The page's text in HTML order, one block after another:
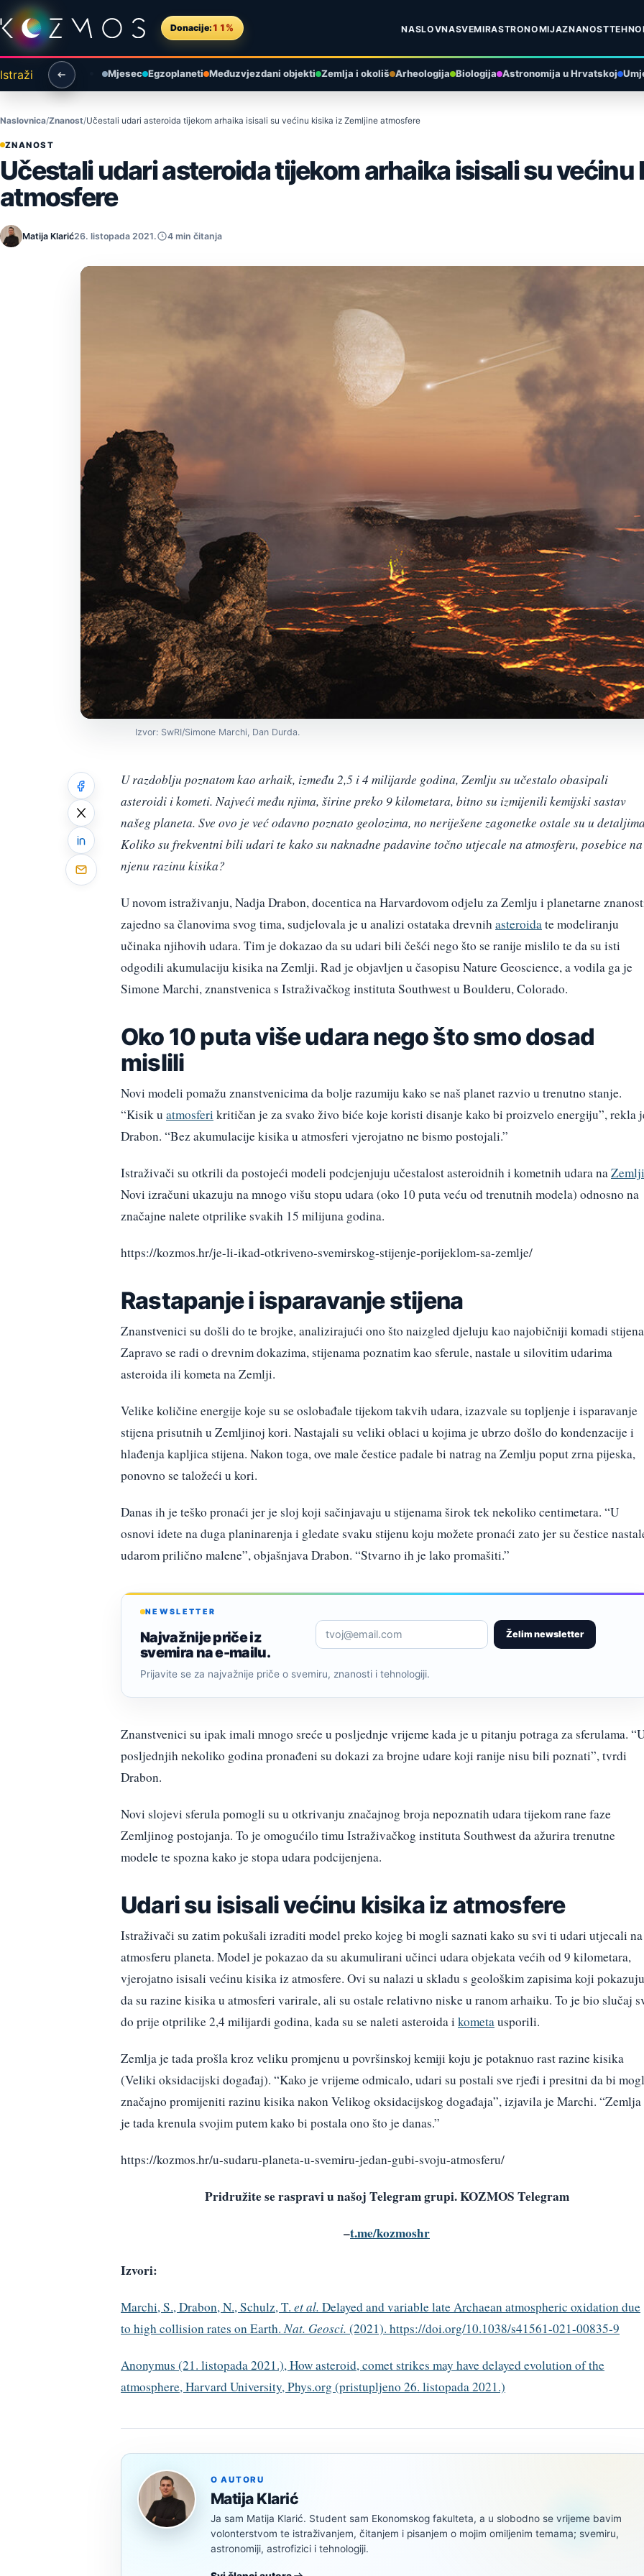
Preskoči na sadržaj
Donacije: 11% NASLOVNASVEMIRASTRONOMIJAZNANOST
Istraži Mjesec Egzoplaneti Međuzvjezdani objekti Zemlja i okoliš Arheologija Biologija Astronomija u Hrvatskoj
Naslovnica Znanost Učestali udari asteroida tijekom arhaika isisali su većinu kisika iz Zemljine atmosfere
ZNANOST
Učestali udari asteroida tijekom arhaika isisali su većinu
atmosfere
Matija Klarić26. listopada 2021. 4 min čitanja
Izvor: SwRI/Simone Marchi, Dan Durda.
U razdoblju poznatom kao arhaik, između 2,5 i 4 milijarde godina, Zemlju su učestalo obasipali
asteroidi i kometi. Najveći među njima, širine preko 9 kilometara, bitno su izmijenili kemijski sastav
našeg planeta. Sve ovo je već odavno poznato geolozima, no neriješene zagonetke ostale su u
Koliko su frekventni bili udari te kako su naknadne padavine točno utjecale na atmosferu, posebice na
njenu razinu kisika?
U novom istraživanju, Nadja Drabon, docentica na Harvardovom odjelu za Zemlju i planetarne
zajedno sa članovima svog tima, sudjelovala je u analizi ostataka drevnihasteroidate modeliranju
učinaka njihovih udara. Tim je dokazao da su udari bili češći nego što se ranije mislilo te da su isti
odgodili akumulaciju kisika na Zemlji. Rad je objavljen u časopisu Nature Geoscience, a vodila ga je
Simone Marchi, znanstvenica s Istraživačkog instituta Southwest u Boulderu, Colorado.
Oko 10 puta više udara nego što smo dosad
mislili
Novi modeli pomažu znanstvenicima da bolje razumiju kako se naš planet razvio u trenutno stanje.
“Kisik u atmosferi kritičan je za svako živo biće koje koristi disanje kako bi proizvelo energiju”, rekla
Drabon. “Bez akumulacije kisika u atmosferi vjerojatno ne bismo postojali.”
Istraživači su otkrili da postojeći modeli podcjenjuju učestalost asteroidnih i kometnih udara naZemlji
Novi izračuni ukazuju na mnogo višu stopu udara (oko 10 puta veću od trenutnih modela) odnosno na
značajne nalete otprilike svakih 15 milijuna godina.
https://kozmos.hr/je-li-ikad-otkriveno-svemirskog-stijenje-porijeklom-sa-zemlje/
Rastapanje i isparavanje stijena
Znanstvenici su došli do te brojke, analizirajući ono što naizgled djeluju kao najobičniji komadi
Zapravo se radi o drevnim dokazima, stijenama poznatim kao sferule, nastale u silovitim udarima
asteroida ili kometa na Zemlji.
Velike količine energije koje su se oslobađale tijekom takvih udara, izazvale su topljenje i isparavanje
stijena prisutnih u Zemljinoj kori. Nastajali su veliki oblaci u kojima je ubrzo došlo do kondenzacije i
hlađenja kapljica stijena. Nakon toga, ove male čestice padale bi natrag na Zemlju poput zrna pijeska,
ponovno se taložeći u kori.
Danas ih je teško pronaći jer je sloj koji sačinjavaju u stijenama širok tek nekoliko centimetara. “U
osnovi idete na duga planinarenja i gledate svaku stijenu koju možete pronaći zato jer su čestice
udarom prilično malene”, objašnjava Drabon. “Stvarno ih je lako promašiti.”
NEWSLETTER
Najvažnije priče iz
svemira na e-mailu.
Želim newsletter
Prijavite se za najvažnije priče o svemiru, znanosti i tehnologiji.
Znanstvenici su ipak imali mnogo sreće u posljednje vrijeme kada je u pitanju potraga za sferulama.
posljednjih nekoliko godina pronađeni su dokazi za brojne udare koji ranije nisu bili poznati”, tvrdi
Drabon.
Novi slojevi sferula pomogli su u otkrivanju značajnog broja nepoznatih udara tijekom rane faze
Zemljinog postojanja. To je omogućilo timu Istraživačkog instituta Southwest da ažurira trenutne
modele te spozna kako je stopa udara podcijenjena.
Udari su isisali većinu kisika iz atmosfere
Istraživači su zatim pokušali izraditi model preko kojeg bi mogli saznati kako su svi ti udari utjecali na
atmosferu planeta. Model je pokazao da su akumulirani učinci udara objekata većih od 9 kilometara,
vjerojatno isisali većinu kisika iz atmosfere. Ovi su nalazi u skladu s geološkim zapisima koji pokazuju
da su razine kisika u atmosferi varirale, ali su ostale relativno niske u ranom arhaiku. To je bio slučaj
do prije otprilike 2,4 milijardi godina, kada su se naleti asteroida i kometausporili.
Zemlja je tada prošla kroz veliku promjenu u površinskoj kemiji koju je potaknuo rast razine kisika
(Veliki oksidacijski događaj). “Kako je vrijeme odmicalo, udari su postali sve rjeđi i presitni da bi
značajno promijeniti razinu kisika nakon Velikog oksidacijskog događaja”, izjavila je Marchi. “Zemlja
je tada krenula svojim putem kako bi postala ono što je danas.”
https://kozmos.hr/u-sudaru-planeta-u-svemiru-jedan-gubi-svoju-atmosferu/
Pridružite se raspravi u našoj Telegram grupi. KOZMOS Telegram
–t.me/kozmoshr
Izvori:
Marchi, S., Drabon, N., Schulz, T. et al. Delayed and variable late Archaean atmospheric oxidation due
to high collision rates on Earth.Nat. Geosci. (2021). https://doi.org/10.1038/s41561-021-00835-9
Anonymus (21. listopada 2021.), How asteroid, comet strikes may have delayed evolution of the
atmosphere, Harvard University, Phys.org (pristupljeno 26. listopada 2021.)
O AUTORU
Matija Klarić
Ja sam Matija Klarić. Student sam Ekonomskog fakulteta, a u slobodno se vrijeme bavim
volonterstvom te istraživanjem, čitanjem i pisanjem o mojim omiljenim temama; svemiru,
astronomiji, astrofizici i tehnologiji.